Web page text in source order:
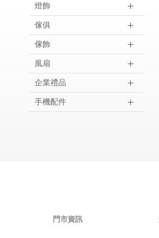
燈飾
傢俱
傢飾
風扇
企業禮品
手機配件
門市資訊